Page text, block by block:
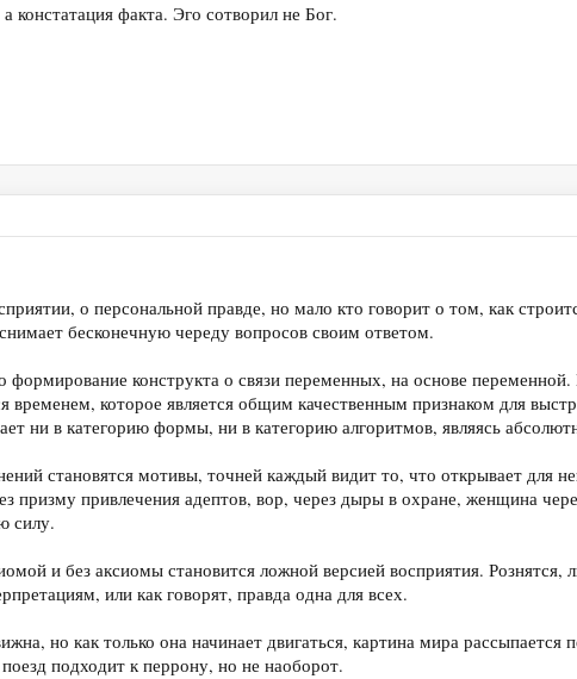
факта. Эго сотворил не Бог.
о персональной правде, но мало кто говорит о том, как
бесконечную череду вопросов своим ответом.
формирование конструкта о связи переменных, на основе
временем, которое является общим качественным признаком для
ни в категорию формы, ни в категорию алгоритмов, являясь
становятся мотивы, точней каждый видит то, что открывает для
призму привлечения адептов, вор, через дыры в охране, женщина
силу.
и без аксиомы становится ложной версией восприятия. Рознятся,
или как говорят, правда одна для всех.
но как только она начинает двигаться, картина мира рассыпается
подходит к перрону, но не наоборот.